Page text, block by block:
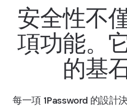
安全性不
項功能。
的基石
每一項 1Password 的設計